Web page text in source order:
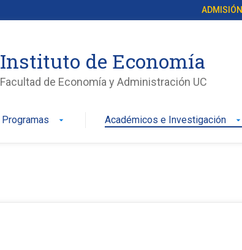
ADMISIÓN
Instituto de Economía
Facultad de Economía y Administración UC
Programas arrow_drop_down Académicos e Investigación arrow_drop_down